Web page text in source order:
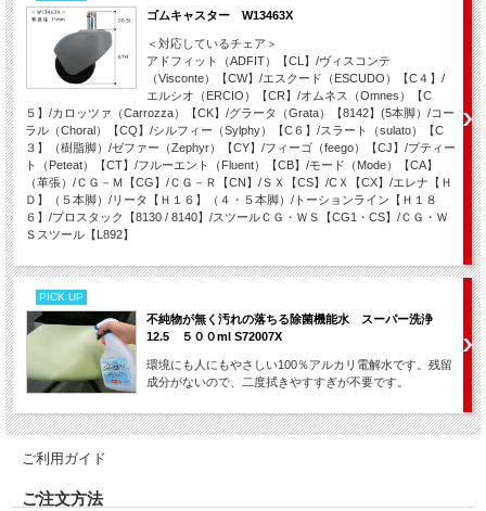
ゴムキャスター W13463X
＜対応しているチェア＞
アドフィット（ADFIT）【CL】/ヴィスコンテ
（Visconte）【CW】/エスクード（ESCUDO）【C４】/
エルシオ（ERCIO）【CR】/オムネス（Omnes）【C
５】/カロッツァ（Carrozza）【CK】/グラータ（Grata）【8142】(5本脚）/コー
ラル（Choral）【CQ】/シルフィー（Sylphy）【C６】/スラート（sulato）【C
３】（樹脂脚）/ゼファー（Zephyr）【CY】/フィーゴ（feego）【CJ】/プティー
ト（Peteat）【CT】/フルーエント（Fluent）【CB】/モード（Mode）【CA】
（革張）/ＣＧ－Ｍ【CG】/ＣＧ－Ｒ【CN】/ＳＸ【CS】/CＸ【CX】/エレナ【Ｈ
Ｄ】（５本脚）/リータ【Ｈ１６】（４・５本脚）/トーションライン【Ｈ１８
６】/プロスタック【8130 / 8140】/スツールＣＧ・ＷＳ【CG1・CS】/ＣＧ・Ｗ
Ｓスツール【L892】
PICK UP
不純物が無く汚れの落ちる除菌機能水 スーパー洗浄
12.5 ５００ml S72007X
環境にも人にもやさしい100％アルカリ電解水です。残留
成分がないので、二度拭きやすすぎが不要です。
ご利用ガイド
ご注文方法